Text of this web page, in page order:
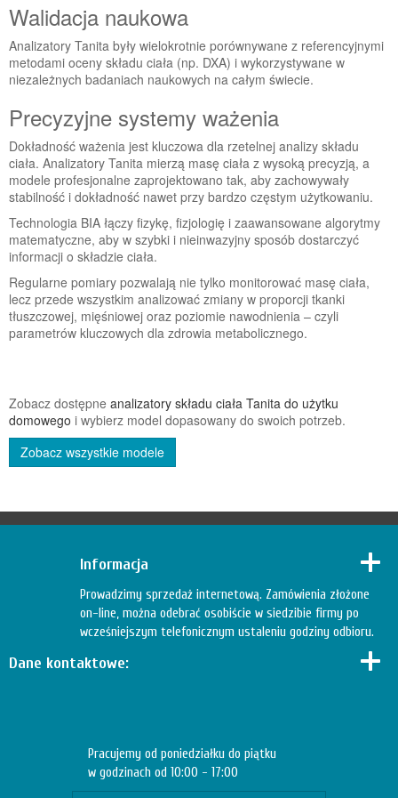
Walidacja naukowa
Analizatory Tanita były wielokrotnie porównywane z referencyjnymi
metodami oceny składu ciała (np. DXA) i wykorzystywane w
niezależnych badaniach naukowych na całym świecie.
Precyzyjne systemy ważenia
Dokładność ważenia jest kluczowa dla rzetelnej analizy składu
ciała. Analizatory Tanita mierzą masę ciała z wysoką precyzją, a
modele profesjonalne zaprojektowano tak, aby zachowywały
stabilność i dokładność nawet przy bardzo częstym użytkowaniu.
Technologia BIA łączy fizykę, fizjologię i zaawansowane algorytmy
matematyczne, aby w szybki i nieinwazyjny sposób dostarczyć
informacji o składzie ciała.
Regularne pomiary pozwalają nie tylko monitorować masę ciała,
lecz przede wszystkim analizować zmiany w proporcji tkanki
tłuszczowej, mięśniowej oraz poziomie nawodnienia – czyli
parametrów kluczowych dla zdrowia metabolicznego.
Zobacz dostępne analizatory składu ciała Tanita do użytku
domowego i wybierz model dopasowany do swoich potrzeb.
Zobacz wszystkie modele
Informacja
Prowadzimy sprzedaż internetową. Zamówienia złożone
on-line, można odebrać osobiście w siedzibie firmy po
wcześniejszym telefonicznym ustaleniu godziny odbioru.
Dane kontaktowe:
Pracujemy od poniedziałku do piątku
w godzinach od 10:00 - 17:00